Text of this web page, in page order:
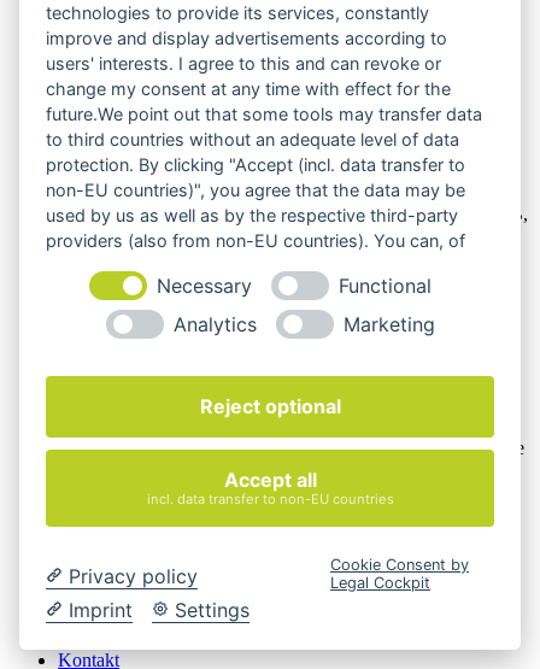
Wir verkaufen online ausschließlich an Unternehmer
Unsere Angebote richten sich nur an Unternehmer,§14 BGB,
also an natürliche oder juristische Personen oder rechtsfähige
Rechtsgeschäfts in Ausübung ihrer gewerblichen oder
selbständigen beruflichen Tätigkeit handeln. Wir schließen
keine Verträge mit Verbrauchern,
§ 13 BGB.
Die Produktbilder der Artikel zeigen Beispiele, die in der
Artikelbeschreibung abweichen können. Maßgeblich sind die
Beschreibungen und Abbildungen im unverbindlichen
Angebot. Gerne konfigurieren wir das ausgewählte Produkt
Über Uns
Magazin
Kontakt
technologies to provide its services, constantly
improve and display advertisements according to
users' interests. I agree to this and can revoke or
change my consent at any time with effect for the
future.We point out that some tools may transfer data
to third countries without an adequate level of data
protection. By clicking "Accept (incl. data transfer to
non-EU countries)", you agree that the data may be
used by us as well as by the respective third-party
providers (also from non-EU countries). You can, of
Necessary
Functional
Analytics
Marketing
Reject optional
Accept all
incl. data transfer to non-EU countries
Privacy policy
Imprint
Settings
Cookie Consent by
Legal Cockpit